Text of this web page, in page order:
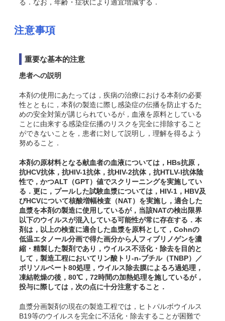
る．なお，年齢・症状により適宜増減する．
注意事項
重要な基本的注意
患者への説明
本剤の使用にあたっては，疾病の治療における本剤の必要
性とともに，本剤の製造に際し感染症の伝播を防止するた
めの安全対策が講じられているが，血液を原料としている
ことに由来する感染症伝播のリスクを完全に排除すること
ができないことを，患者に対して説明し，理解を得るよう
努めること．
本剤の原材料となる献血者の血液については，HBs抗原，
抗HCV抗体，抗HIV-1抗体，抗HIV-2抗体，抗HTLV-I抗体陰
性で，かつALT（GPT）値でスクリーニングを実施してい
る．更に，プールした試験血漿については，HIV-1，HBV及
びHCVについて核酸増幅検査（NAT）を実施し，適合した
血漿を本剤の製造に使用しているが，当該NATの検出限界
以下のウイルスが混入している可能性が常に存在する．本
剤は，以上の検査に適合した血漿を原料として，Cohnの
低温エタノール分画で得た画分から人フィブリノゲンを濃
縮・精製した製剤であり，ウイルス不活化・除去を目的と
して，製造工程においてリン酸トリ-n-ブチル（TNBP）／
ポリソルベート80処理，ウイルス除去膜によるろ過処理，
凍結乾燥の後，80℃，72時間の加熱処理を施しているが，
投与に際しては，次の点に十分注意すること．
血漿分画製剤の現在の製造工程では，ヒトパルボウイルス
B19等のウイルスを完全に不活化・除去することが困難で